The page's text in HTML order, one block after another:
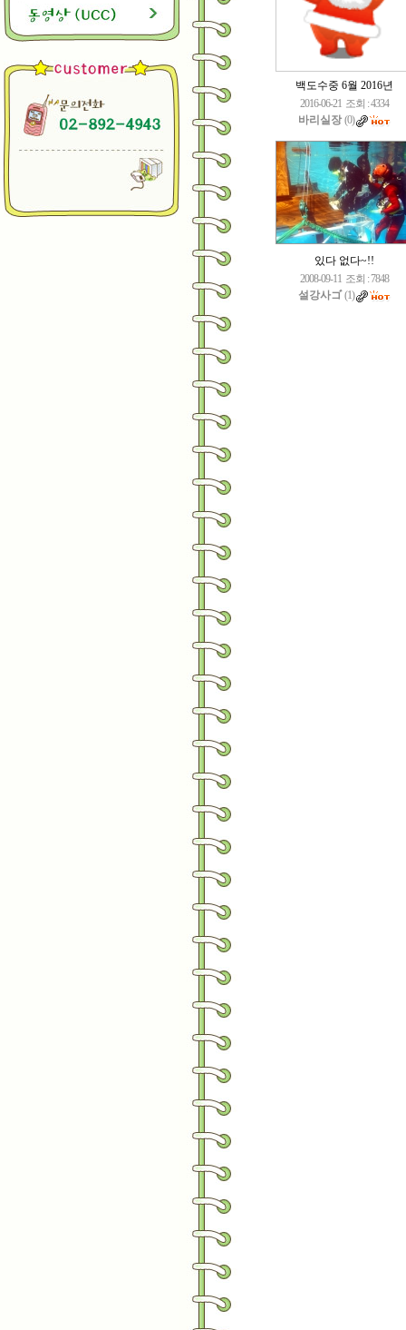
백도수중 6월 2016년
2016-06-21 조회 : 4334
바리실장 (0)
있다 없다~!!
2008-09-11 조회 : 7848
설강사ゴ (1)